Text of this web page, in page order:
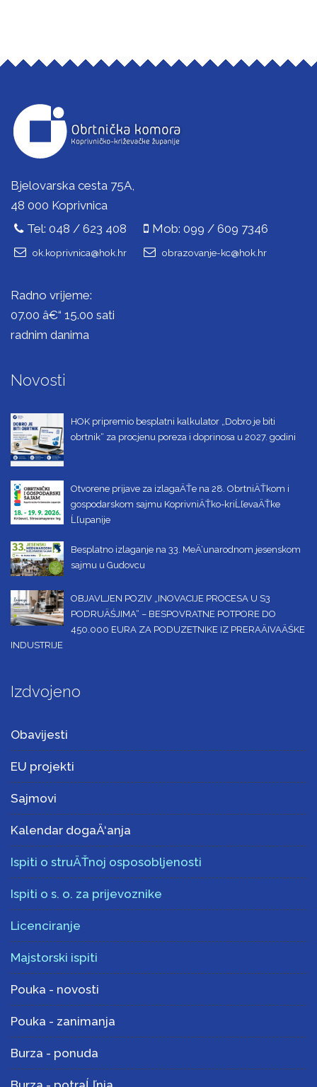
Bjelovarska cesta 75A,
48 000 Koprivnica
Tel: 048 / 623 408
Mob: 099 / 609 7346
ok.koprivnica@hok.hr obrazovanje-kc@hok.hr
Radno vrijeme:
07.00 â€“ 15.00 sati
radnim danima
Novosti
HOK pripremio besplatni kalkulator „Dobro je biti
obrtnik“ za procjenu poreza i doprinosa u 2027. godini
Otvorene prijave za izlagaÄŤe na 28. ObrtniÄŤkom i
gospodarskom sajmu KoprivniÄŤko-kriĹľevaÄŤke
Ĺľupanije
Besplatno izlaganje na 33. MeÄ‘unarodnom jesenskom
sajmu u Gudovcu
OBJAVLJEN POZIV „INOVACIJE PROCESA U S3
PODRUÄŚJIMA“ – BESPOVRATNE POTPORE DO
450.000 EURA ZA PODUZETNIKE IZ PRERAÄIVAÄŚKE
INDUSTRIJE
Izdvojeno
Obavijesti
EU projekti
Sajmovi
Kalendar dogaÄ‘anja
Ispiti o struÄŤnoj osposobljenosti
Ispiti o s. o. za prijevoznike
Licenciranje
Majstorski ispiti
Pouka - novosti
Pouka - zanimanja
Burza - ponuda